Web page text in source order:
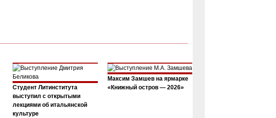
Студент Литинститута
выступил с открытыми
лекциями об итальянской
культуре
Максим Замшев на ярмарке
«Книжный остров — 2026»